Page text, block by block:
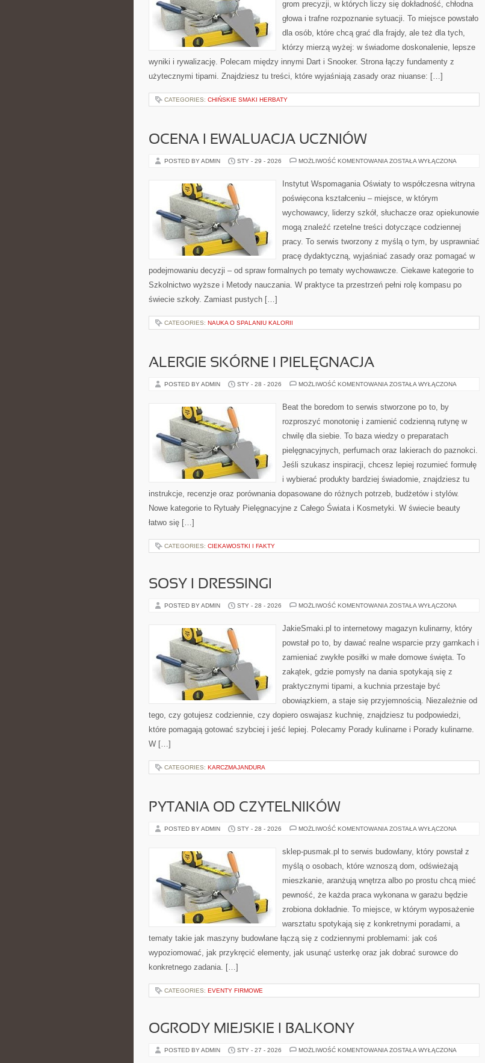
grom precyzji, w których liczy się dokładność, chłodna
głowa i trafne rozpoznanie sytuacji. To miejsce powstało
dla osób, które chcą grać dla frajdy, ale też dla tych,
którzy mierzą wyżej: w świadome doskonalenie, lepsze
wyniki i rywalizację. Polecam między innymi Dart i Snooker. Strona łączy fundamenty z
użytecznymi tipami. Znajdziesz tu treści, które wyjaśniają zasady oraz niuanse: […]
CATEGORIES: CHIŃSKIE SMAKI HERBATY
OCENA I EWALUACJA UCZNIÓW
POSTED BY ADMIN STY - 29 - 2026 MOŻLIWOŚĆ KOMENTOWANIA OCENA
UCZNIÓW
ZOSTAŁA WYŁĄCZONA
Instytut Wspomagania Oświaty to współczesna witryna
poświęcona kształceniu – miejsce, w którym
wychowawcy, liderzy szkół, słuchacze oraz opiekunowie
mogą znaleźć rzetelne treści dotyczące codziennej
pracy. To serwis tworzony z myślą o tym, by usprawniać
pracę dydaktyczną, wyjaśniać zasady oraz pomagać w
podejmowaniu decyzji – od spraw formalnych po tematy wychowawcze. Ciekawe kategorie to
Szkolnictwo wyższe i Metody nauczania. W praktyce ta przestrzeń pełni rolę kompasu po
świecie szkoły. Zamiast pustych […]
CATEGORIES: NAUKA O SPALANIU KALORII
ALERGIE SKÓRNE I PIELĘGNACJA
POSTED BY ADMIN STY - 28 - 2026 MOŻLIWOŚĆ KOMENTOWANIA ALERGIE
PIELĘGNACJA
ZOSTAŁA WYŁĄCZONA
Beat the boredom to serwis stworzone po to, by
rozproszyć monotonię i zamienić codzienną rutynę w
chwilę dla siebie. To baza wiedzy o preparatach
pielęgnacyjnych, perfumach oraz lakierach do paznokci.
Jeśli szukasz inspiracji, chcesz lepiej rozumieć formułę
i wybierać produkty bardziej świadomie, znajdziesz tu
instrukcje, recenzje oraz porównania dopasowane do różnych potrzeb, budżetów i stylów.
Nowe kategorie to Rytuały Pielęgnacyjne z Całego Świata i Kosmetyki. W świecie beauty
łatwo się […]
CATEGORIES: CIEKAWOSTKI I FAKTY
SOSY I DRESSINGI
POSTED BY ADMIN STY - 28 - 2026 MOŻLIWOŚĆ KOMENTOWANIA SOSY
ZOSTAŁA WYŁĄCZONA
JakieSmaki.pl to internetowy magazyn kulinarny, który
powstał po to, by dawać realne wsparcie przy garnkach i
zamieniać zwykłe posiłki w małe domowe święta. To
zakątek, gdzie pomysły na dania spotykają się z
praktycznymi tipami, a kuchnia przestaje być
obowiązkiem, a staje się przyjemnością. Niezależnie od
tego, czy gotujesz codziennie, czy dopiero oswajasz kuchnię, znajdziesz tu podpowiedzi,
które pomagają gotować szybciej i jeść lepiej. Polecamy Porady kulinarne i Porady kulinarne.
W […]
CATEGORIES: KARCZMAJANDURA
PYTANIA OD CZYTELNIKÓW
POSTED BY ADMIN STY - 28 - 2026 MOŻLIWOŚĆ KOMENTOWANIA PYTANIA
ZOSTAŁA WYŁĄCZONA
sklep-pusmak.pl to serwis budowlany, który powstał z
myślą o osobach, które wznoszą dom, odświeżają
mieszkanie, aranżują wnętrza albo po prostu chcą mieć
pewność, że każda praca wykonana w garażu będzie
zrobiona dokładnie. To miejsce, w którym wyposażenie
warsztatu spotykają się z konkretnymi poradami, a
tematy takie jak maszyny budowlane łączą się z codziennymi problemami: jak coś
wypoziomować, jak przykręcić elementy, jak usunąć usterkę oraz jak dobrać surowce do
konkretnego zadania. […]
CATEGORIES: EVENTY FIRMOWE
OGRODY MIEJSKIE I BALKONY
POSTED BY ADMIN STY - 27 - 2026 MOŻLIWOŚĆ KOMENTOWANIA OGRODY
ZOSTAŁA WYŁĄCZONA